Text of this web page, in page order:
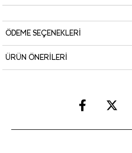
ÖDEME SEÇENEKLERI
ÜRÜN ÖNERILERI